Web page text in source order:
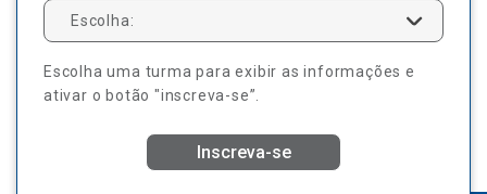
Escolha:
Escolha uma turma para exibir as informações e
ativar o botão "inscreva-se”.
Inscreva-se